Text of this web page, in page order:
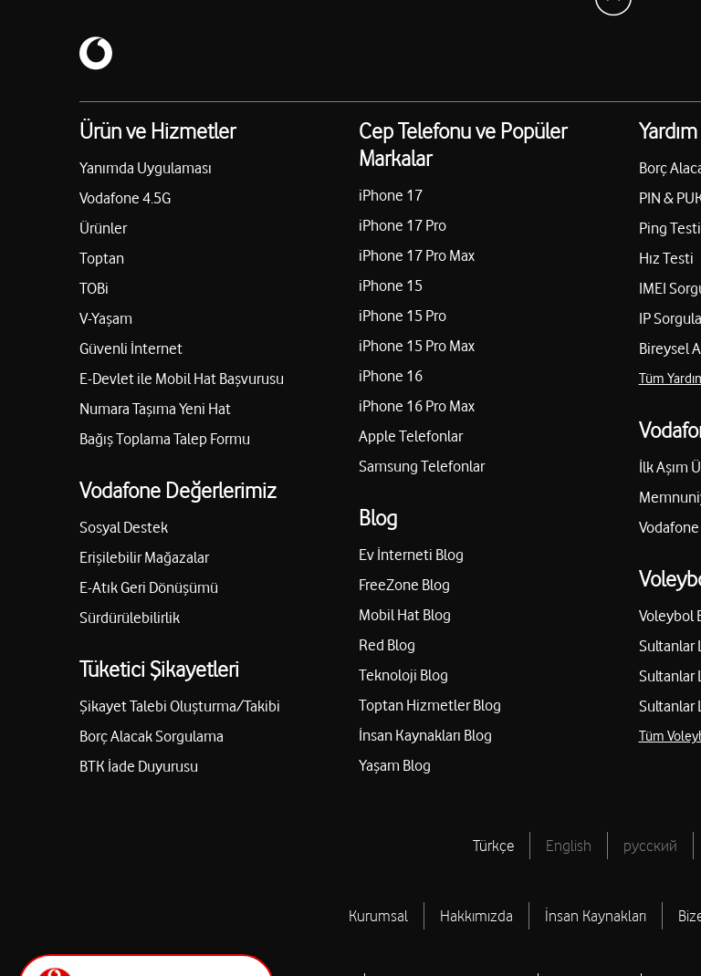
Ürün ve Hizmetler
Yanımda Uygulaması
Vodafone 4.5G
Ürünler
Toptan
TOBi
V-Yaşam
Güvenli İnternet
E-Devlet ile Mobil Hat Başvurusu
Numara Taşıma Yeni Hat
Bağış Toplama Talep Formu
Vodafone Değerlerimiz
Sosyal Destek
Erişilebilir Mağazalar
E-Atık Geri Dönüşümü
Sürdürülebilirlik
Tüketici Şikayetleri
Şikayet Talebi Oluşturma/Takibi
Borç Alacak Sorgulama
BTK İade Duyurusu
Cep Telefonu ve Popüler
Markalar
iPhone 17
iPhone 17 Pro
iPhone 17 Pro Max
iPhone 15
iPhone 15 Pro
iPhone 15 Pro Max
iPhone 16
iPhone 16 Pro Max
Apple Telefonlar
Samsung Telefonlar
Blog
Ev İnterneti Blog
FreeZone Blog
Mobil Hat Blog
Red Blog
Teknoloji Blog
Toptan Hizmetler Blog
İnsan Kaynakları Blog
Yaşam Blog
Yardım
Borç
PIN &
Ping Testi
Hız Testi
IMEI
IP
Bireysel
Tüm
İlk Aşım
Voleybol
Sultanlar
Sultanlar
Sultanlar
Tüm
Türkçe English русский
Kurumsal Hakkımızda İnsan Kaynakları